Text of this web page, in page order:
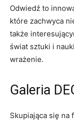
Odwiedź⁤ to
‍które zachwyca
także
świat sztuki⁤ i
wrażenie.
Galeria
Skupiająca się na